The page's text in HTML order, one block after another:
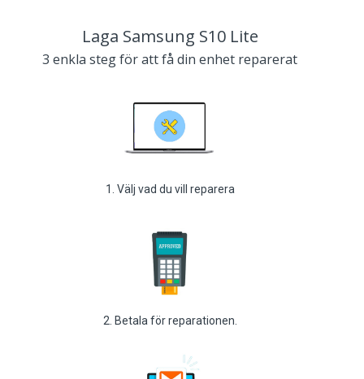
Laga Samsung S10 Lite
3 enkla steg för att få din enhet reparerat
1. Välj vad du vill reparera
2. Betala för reparationen.